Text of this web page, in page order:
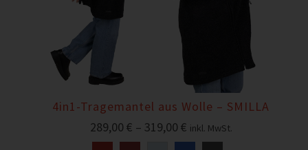
4in1-Tragemantel aus Wolle – SMILLA
289,00 € – 319,00 € inkl. MwSt.